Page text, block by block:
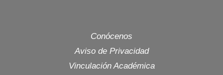
Conócenos
Aviso de Privacidad
Vinculación Académica